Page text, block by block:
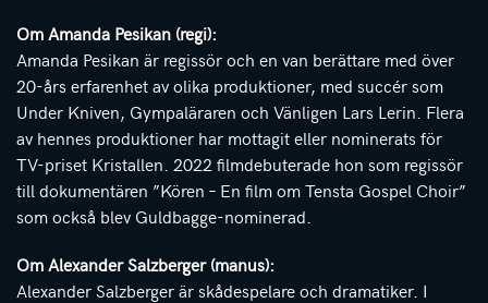
Om Amanda Pesikan (regi):
Amanda Pesikan är regissör och en van berättare med över
20-års erfarenhet av olika produktioner, med succér som
Under Kniven, Gympaläraren och Vänligen Lars Lerin. Flera
av hennes produktioner har mottagit eller nominerats för
TV-priset Kristallen. 2022 filmdebuterade hon som regissör
till dokumentären ”Kören – En film om Tensta Gospel Choir”
som också blev Guldbagge-nominerad.
Om Alexander Salzberger (manus):
Alexander Salzberger är skådespelare och dramatiker. I